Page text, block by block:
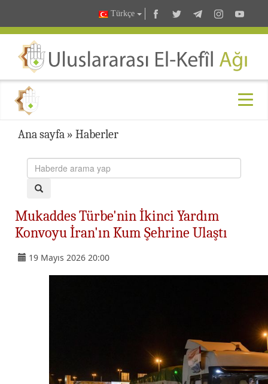
Türkçe
Ana sayfa » Haberler
Mukaddes Türbe'nin İkinci Yardım
Konvoyu İran'ın Kum Şehrine Ulaştı
19 Mayıs 2026 20:00